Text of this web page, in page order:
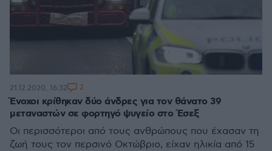
Ένοχοι κρίθηκαν δύο άνδρες για τον θάνατο 39
μεταναστών σε φορτηγό ψυγείο στο Έσεξ
Οι περισσότεροι από τους ανθρώπους που έχασαν τη
ζωή τους τον περσινό Οκτώβριο, είχαν ηλικία από 15
21.12.2020, 16:32 2